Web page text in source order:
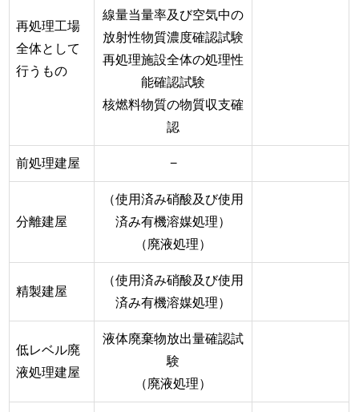
再処理工場
全体として
行うもの
線量当量率及び空気中の
放射性物質濃度確認試験
再処理施設全体の処理性
能確認試験
核燃料物質の物質収支確
認
前処理建屋 −
分離建屋
（使用済み硝酸及び使用
済み有機溶媒処理）
（廃液処理）
精製建屋
（使用済み硝酸及び使用
済み有機溶媒処理）
低レベル廃
液処理建屋
液体廃棄物放出量確認試
験
（廃液処理）